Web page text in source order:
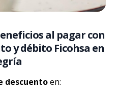
al pagar con
y débito Ficohsa en
descuentoen: